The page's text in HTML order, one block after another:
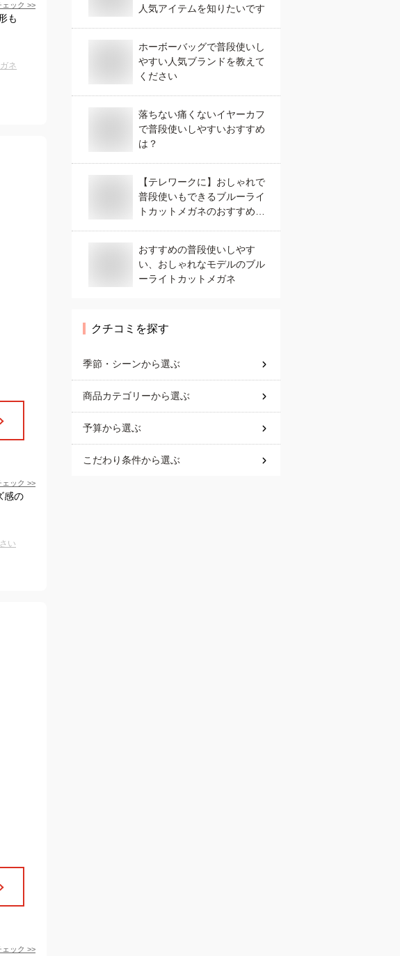
ェック >>
も
ネ
ェック >>
感の
い
ェック >>
人気アイテムを知りたいです
ホーボーバッグで普段使いし
やすい人気ブランドを教えて
ください
落ちない痛くないイヤーカフ
で普段使いしやすいおすすめ
は？
【テレワークに】おしゃれで
普段使いもできるブルーライ
トカットメガネのおすすめ
おすすめの普段使いしやす
い、おしゃれなモデルのブル
ーライトカットメガネ
クチコミを探す
季節・シーンから選ぶ
商品カテゴリーから選ぶ
予算から選ぶ
こだわり条件から選ぶ